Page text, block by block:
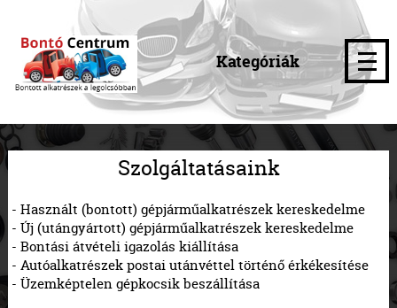
Kategóriák
Szolgáltatásaink
- Használt (bontott) gépjárműalkatrészek kereskedelme
- Új (utángyártott) gépjárműalkatrészek kereskedelme
- Bontási átvételi igazolás kiállítása
- Autóalkatrészek postai utánvéttel történő érkékesítése
- Üzemképtelen gépkocsik beszállítása